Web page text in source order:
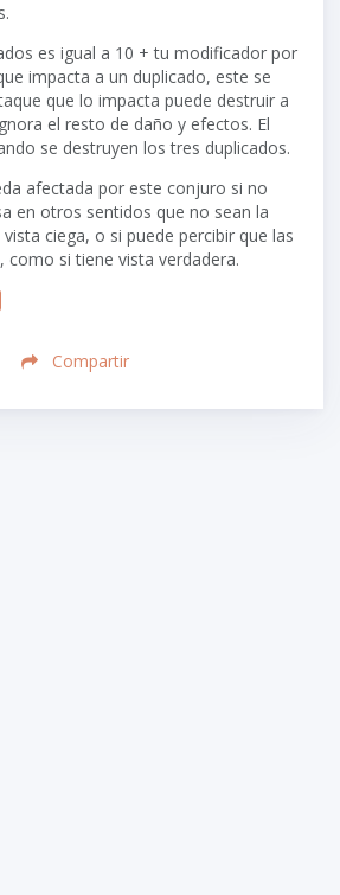
es igual a 10 + tu modificador por
impacta a un duplicado, este se
que lo impacta puede destruir a
el resto de daño y efectos. El
se destruyen los tres duplicados.
afectada por este conjuro si no
en otros sentidos que no sean la
ciega, o si puede percibir que las
como si tiene vista verdadera.
Compartir